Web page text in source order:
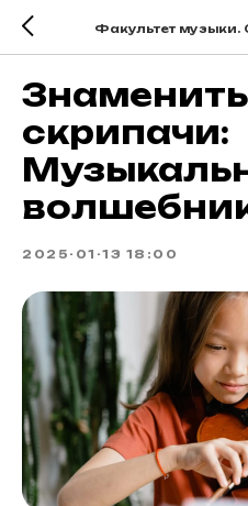
Факультет музыки.
скрипачи:
2025-01-13 18:00